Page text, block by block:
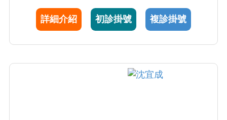
學位，對於將基礎研究與臨床實踐結合的研究
充滿熱情，期望其研究成果能夠實際幫助病
詳細介紹 初診掛號 複診掛號